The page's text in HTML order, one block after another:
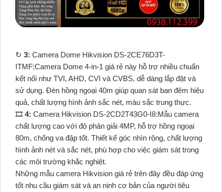
↻ 3: Camera Dome Hikvision DS-2CE76D3T-
ITMF:Camera Dome 4-in-1 giá rẻ này hỗ trợ nhiều chuẩn
kết nối như TVI, AHD, CVI và CVBS, dễ dàng lắp đặt và
sử dụng. Đèn hồng ngoại 40m giúp quan sát ban đêm hiệu
quả, chất lượng hình ảnh sắc nét, màu sắc trung thực.
🎞 4: Camera Hikvision DS-2CD2T43G0-I8:Mẫu camera
chất lượng cao với độ phân giải 4MP, hỗ trợ hồng ngoại
80m, chống va đập tốt. Thiết kế góc nhìn rộng, chất lượng
hình ảnh nét và sắc nét, phù hợp cho việc giám sát trong
các môi trường khắc nghiệt.
Những mẫu camera Hikvision giá rẻ trên đây đều đáp ứng
tốt nhu cầu giám sát và an ninh cơ bản của người tiêu